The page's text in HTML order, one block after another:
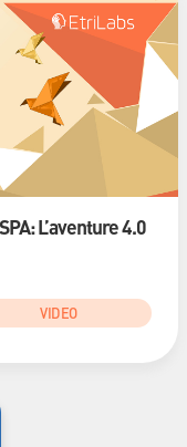
L’aventure 4.0
VIDEO